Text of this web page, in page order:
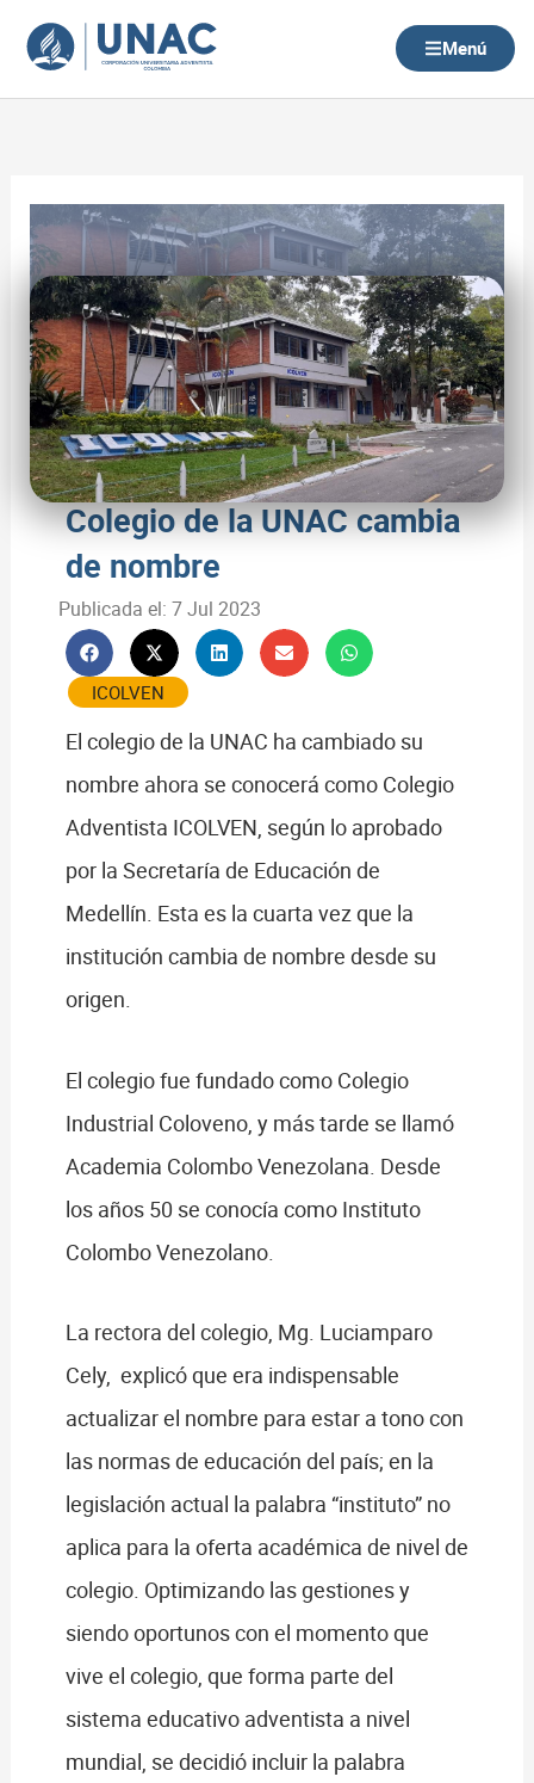
contenido
Menú
Colegio de la UNAC cambia
de nombre
Publicada el: 7 Jul 2023
ICOLVEN
El colegio de la UNAC ha cambiado su
nombre ahora se conocerá como Colegio
Adventista ICOLVEN, según lo aprobado
por la Secretaría de Educación de
Medellín. Esta es la cuarta vez que la
institución cambia de nombre desde su
origen.
El colegio fue fundado como Colegio
Industrial Coloveno, y más tarde se llamó
Academia Colombo Venezolana. Desde
los años 50 se conocía como Instituto
Colombo Venezolano.
La rectora del colegio, Mg. Luciamparo
Cely, explicó que era indispensable
actualizar el nombre para estar a tono con
las normas de educación del país; en la
legislación actual la palabra “instituto” no
aplica para la oferta académica de nivel de
colegio. Optimizando las gestiones y
siendo oportunos con el momento que
vive el colegio, que forma parte del
sistema educativo adventista a nivel
mundial, se decidió incluir la palabra